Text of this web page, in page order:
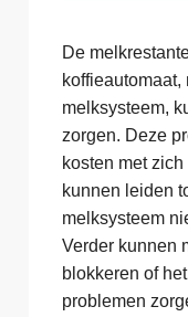
De
melksysteem,
zorgen. Deze
kosten met
kunnen leiden
melksysteem
Verder kunnen
blokkeren of
problemen